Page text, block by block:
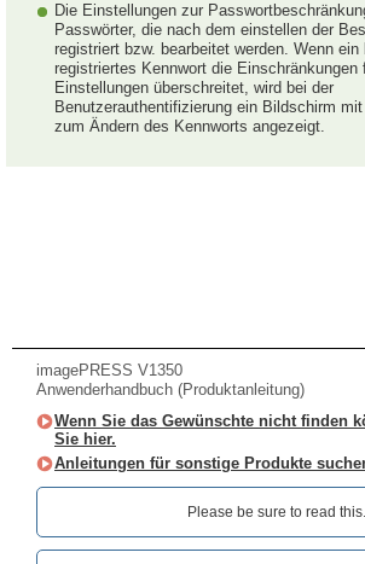
Die Einstellungen zur
Passwörter, die nach dem einstellen der
registriert bzw. bearbeitet werden. Wenn ein
registriertes Kennwort die Einschränkungen
Einstellungen überschreitet, wird bei der
Benutzerauthentifizierung ein Bildschirm
zum Ändern des Kennworts angezeigt.
imagePRESS V1350
Anwenderhandbuch (Produktanleitung)
Wenn Sie das Gewünschte nicht finden
Sie hier.
Anleitungen für sonstige Produkte
Please be sure to read this.‎